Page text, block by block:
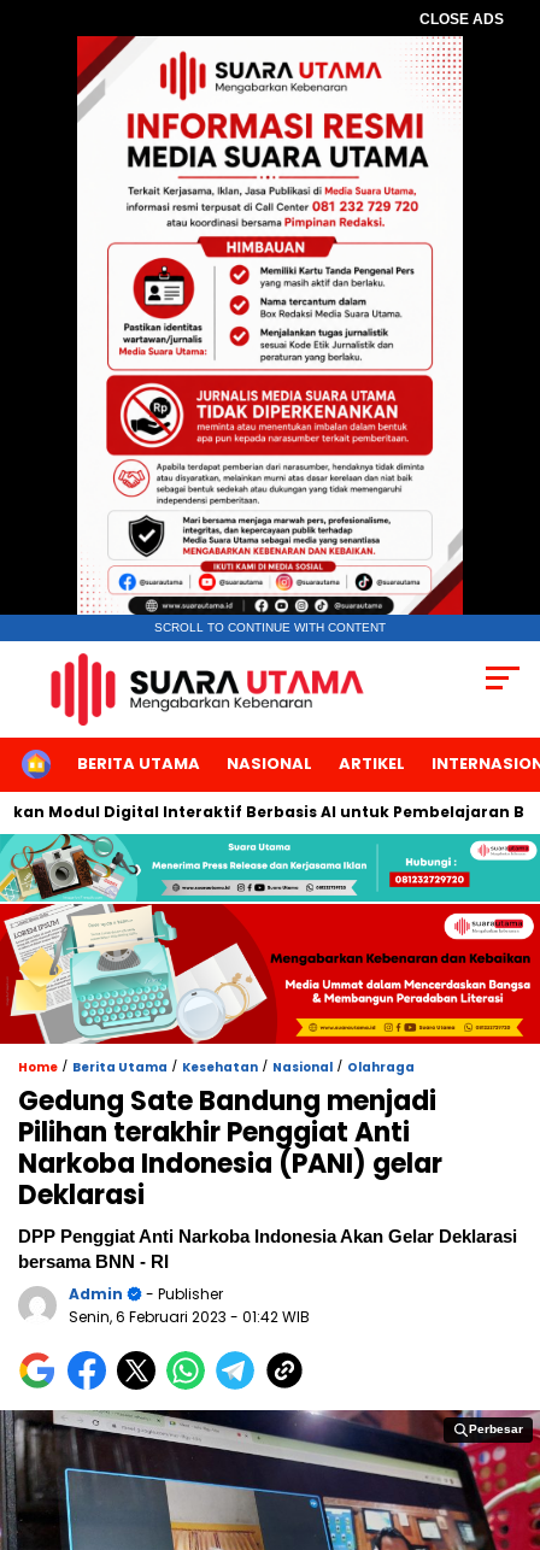
CLOSE ADS
SCROLL TO CONTINUE WITH CONTENT
HOMEBERITA UTAMA NASIONAL ARTIKEL
Digital Interaktif Berbasis AI untuk Pembelajaran Berbicara
Home / Berita Utama / Kesehatan / Nasional / Olahraga
Gedung Sate Bandung menjadi
Pilihan terakhir Penggiat Anti
Narkoba Indonesia (PANI) gelar
Deklarasi
DPP Penggiat Anti Narkoba Indonesia Akan Gelar Deklarasi
bersama BNN - RI
Admin
- Publisher
Senin, 6 Februari 2023 - 01:42 WIB
Perbesar
Perbesar